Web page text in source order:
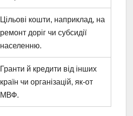
Цільові кошти, наприклад, на
ремонт доріг чи субсидії
населенню.
Гранти й кредити від інших
країн чи організацій, як-от
МВФ.